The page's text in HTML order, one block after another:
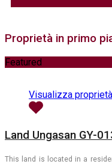
Proprietà in primo
Featured
Visualizza proprietà
Land Ungasan GY-
This land is located in a